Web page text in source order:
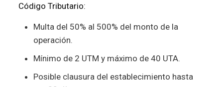
Código Tributario:
Multa del 50% al 500% del monto de la
operación.
Mínimo de 2 UTM y máximo de 40 UTA.
Posible clausura del establecimiento hasta